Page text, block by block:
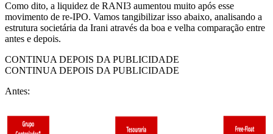
Como dito, a liquidez de RANI3 aumentou muito após esse
movimento de re-IPO. Vamos tangibilizar isso abaixo, analisando a
estrutura societária da Irani através da boa e velha comparação entre
antes e depois.
CONTINUA DEPOIS DA PUBLICIDADE
CONTINUA DEPOIS DA PUBLICIDADE
Antes: